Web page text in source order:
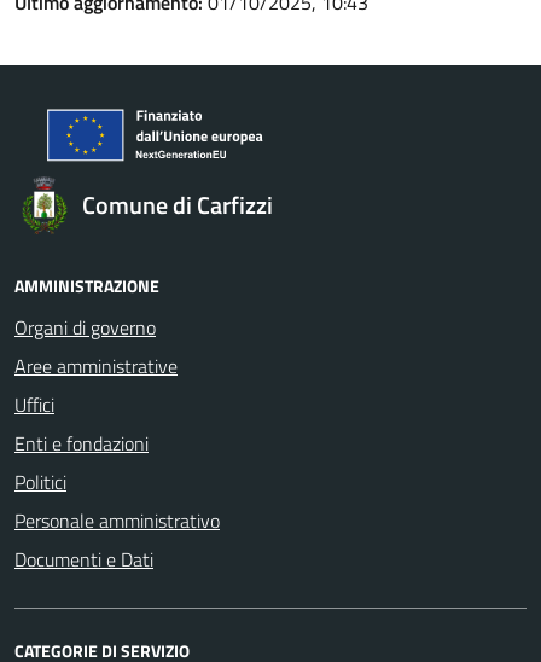
Comune di Carfizzi
AMMINISTRAZIONE
Organi di governo
Aree amministrative
Uffici
Enti e fondazioni
Politici
Personale amministrativo
Documenti e Dati
CATEGORIE DI SERVIZIO